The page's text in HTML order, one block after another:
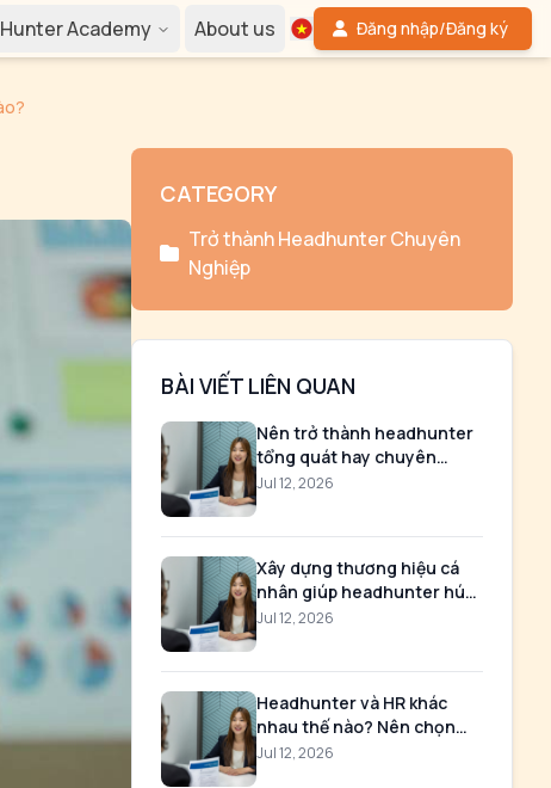
Academy About us Đăng nhập/Đăng ký
CATEGORY
Trở thành Headhunter Chuyên
Nghiệp
BÀI VIẾT LIÊN QUAN
Nên trở thành headhunter
tổng quát hay chuyên
ngành
Jul 12, 2026
Xây dựng thương hiệu cá
nhân giúp headhunter hút
ứng viên
Jul 12, 2026
Headhunter và HR khác
nhau thế nào? Nên chọn
nghề nào
Jul 12, 2026